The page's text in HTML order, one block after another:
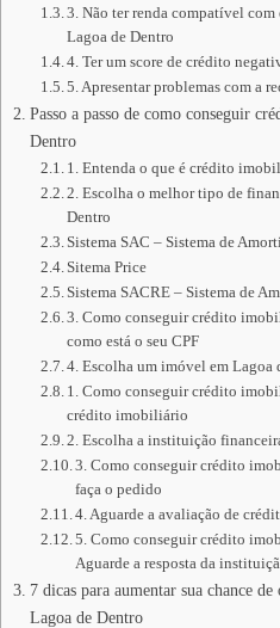
3. Não ter renda compatível
Lagoa de Dentro
4. Ter um score de crédito
5. Apresentar problemas com a
Passo a passo de como conseguir
Dentro
1. Entenda o que é crédito
2. Escolha o melhor tipo de
Dentro
Sistema SAC – Sistema de
Sitema Price
Sistema SACRE – Sistema de
3. Como conseguir crédito
como está o seu CPF
4. Escolha um imóvel em Lagoa
1. Como conseguir crédito
crédito imobiliário
2. Escolha a instituição
3. Como conseguir crédito
faça o pedido
4. Aguarde a avaliação de
5. Como conseguir crédito
Aguarde a resposta da
7 dicas para aumentar sua chance
Lagoa de Dentro